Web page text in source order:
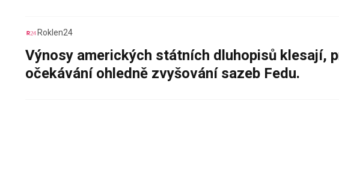
Roklen24
Výnosy amerických státních dluhopisů klesají,
očekávání ohledně zvyšování sazeb Fedu.